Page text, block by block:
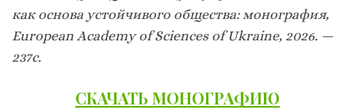
как основа устойчивого общества: монография,
European Academy of Sciences of Ukraine, 2026. —
237с.
СКАЧАТЬ МОНОГРАФИЮ